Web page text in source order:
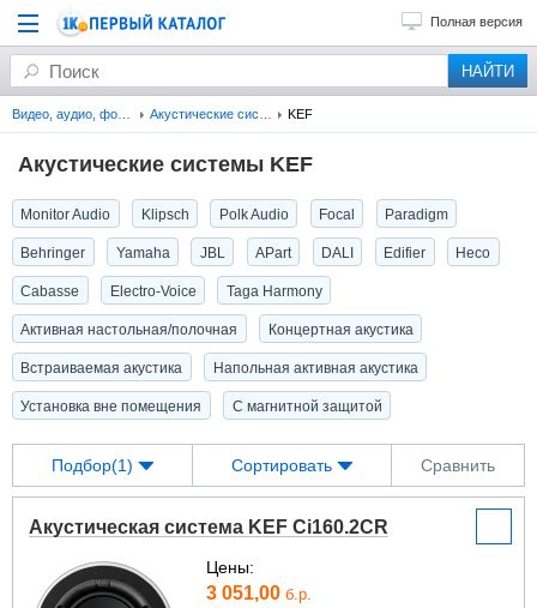
Полная версия
KEF
Акустические системы KEF
Monitor Audio Klipsch Polk Audio Focal Paradigm
Behringer Yamaha JBL APart DALI Edifier Heco
Cabasse Electro-Voice Taga Harmony
Активная настольная/полочная Концертная акустика
Встраиваемая акустика Напольная активная акустика
Установка вне помещения С магнитной защитой
Подбор(1) Сортировать Сравнить
Акустическая система KEF Ci160.2CR
Цены:
3 051,00 б.р.